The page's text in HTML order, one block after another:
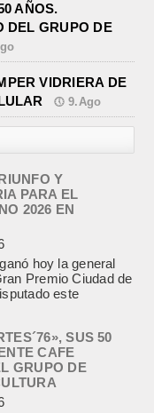
AÑOS.
DEL GRUPO DE
VIDRIERA DE
9.Ago
Y
PARA EL
2026 EN
hoy la general
Premio Ciudad de
este
SUS 50
CAFE
GRUPO DE